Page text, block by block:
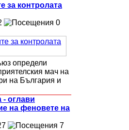
за контролата
0
определи
мач на
на България и
- оглави
на феновете на
7